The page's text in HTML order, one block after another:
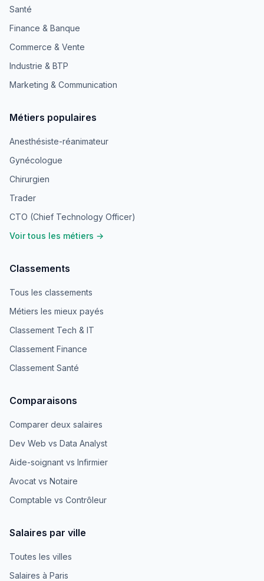
Santé
Finance & Banque
Commerce & Vente
Industrie & BTP
Marketing & Communication
Métiers populaires
Anesthésiste-réanimateur
Gynécologue
Chirurgien
Trader
CTO (Chief Technology Officer)
Voir tous les métiers →
Classements
Tous les classements
Métiers les mieux payés
Classement Tech & IT
Classement Finance
Classement Santé
Comparaisons
Comparer deux salaires
Dev Web vs Data Analyst
Aide-soignant vs Infirmier
Avocat vs Notaire
Comptable vs Contrôleur
Salaires par ville
Toutes les villes
Salaires à Paris